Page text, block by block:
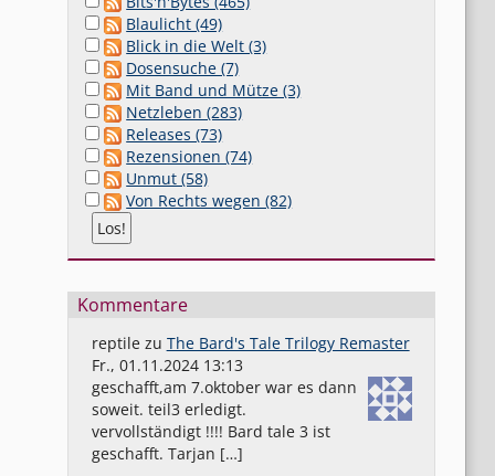
Blaulicht (49)
Blick in die Welt (3)
Dosensuche (7)
Mit Band und Mütze (3)
Netzleben (283)
Releases (73)
Rezensionen (74)
Unmut (58)
Von Rechts wegen (82)
Kommentare
reptilezu The Bard's Tale Trilogy Remaster
Fr., 01.11.2024 13:13
geschafft,am 7.oktober war es dann
soweit. teil3 erledigt.
vervollständigt !!!! Bard tale 3 ist
geschafft. Tarjan […]